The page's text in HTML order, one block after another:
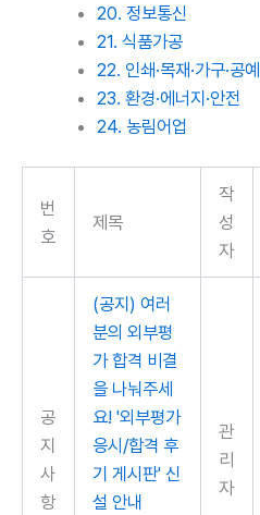
20. 정보통신
21. 식품가공
22. 인쇄·목재·가구·공예
23. 환경·에너지·안전
24. 농림어업
번
호
제목
작
성
자
공
지
사
항
(공지) 여러
분의 외부평
가 합격 비결
을 나눠주세
요! '외부평가
응시/합격 후
기 게시판' 신
설 안내
관
리
자